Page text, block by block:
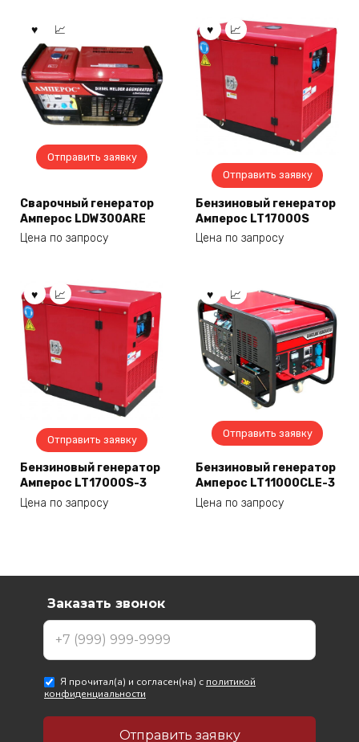
Отправить заявку
Сварочный генератор
Амперос LDW300ARE
Цена по запросу
Отправить заявку
Бензиновый генератор
Амперос LT17000S
Цена по запросу
Отправить заявку
Бензиновый генератор
Амперос LT17000S-3
Цена по запросу
Отправить заявку
Бензиновый генератор
Амперос LT11000CLE-3
Цена по запросу